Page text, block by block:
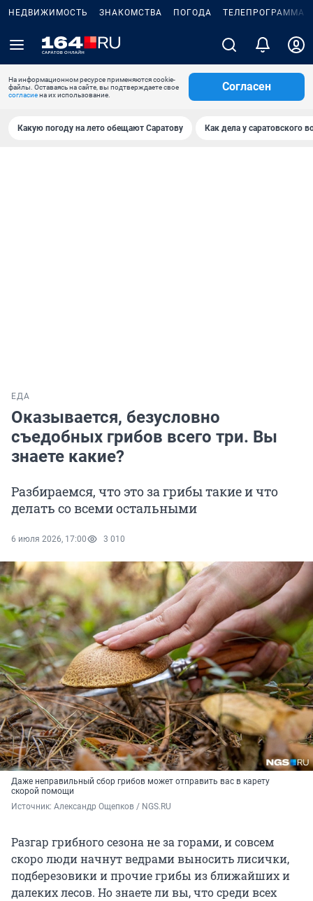
НЕДВИЖИМОСТЬ ЗНАКОМСТВА ПОГОДА ТЕЛЕПРОГРАММА
На информационном ресурсе применяются cookie-
файлы. Оставаясь на сайте, вы подтверждаете свое
согласиена их использование.
Согласен
Какую погоду на лето обещают Саратову Как дела у саратовского
ЕДА
Оказывается, безусловно
съедобных грибов всего три. Вы
знаете какие?
Разбираемся, что это за грибы такие и что
делать со всеми остальными
6 июля 2026, 17:00 3 010
Даже неправильный сбор грибов может отправить вас в карету
скорой помощи
Источник: Александр Ощепков / NGS.RU
Разгар грибного сезона не за горами, и совсем
скоро люди начнут ведрами выносить лисички,
подберезовики и прочие грибы из ближайших и
далеких лесов. Но знаете ли вы, что среди всех